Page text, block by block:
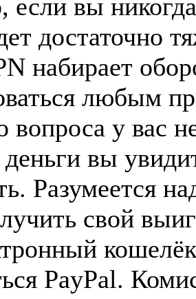
если вы
достаточно
набирает
любым
вопроса у вас
вы
Разумеется
свой
PayPal.